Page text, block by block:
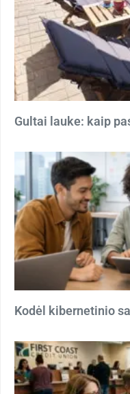
Gultai lauke: kaip
Kodėl kibernetinio